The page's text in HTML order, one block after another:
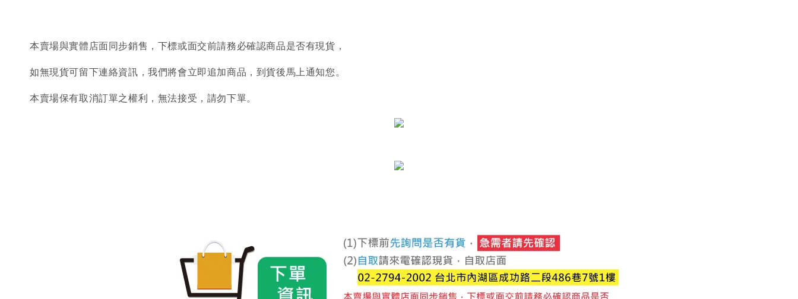
本賣場與實體店面同步銷售，下標或面交前請務必確認商品是否有現貨，
如無現貨可留下連絡資訊，我們將會立即追加商品，到貨後馬上通知您。
本賣場保有取消訂單之權利，無法接受，請勿下單。